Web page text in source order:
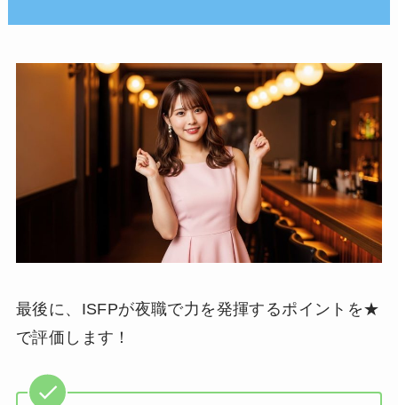
最後に、ISFPが夜職で力を発揮するポイントを★
で評価します！